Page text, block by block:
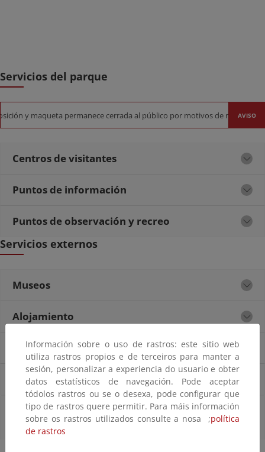
Servicios del parque
AVISO
y maqueta permanece cerrada al público por motivos de remodelación
Centros de visitantes
Puntos de información
Puntos de observación y recreo
Servicios externos
Museos
Alojamiento
Restauración
Refugios
NORMAS DE VISITA
Información sobre o uso de rastros: este sitio web
utiliza rastros propios e de terceiros para manter a
sesión, personalizar a experiencia do usuario e obter
datos estatísticos de navegación. Pode aceptar
tódolos rastros ou se o desexa, pode configurar que
tipo de rastros quere permitir. Para máis información
sobre os rastros utilizados consulte a nosa ;política
de rastros